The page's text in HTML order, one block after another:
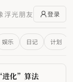
浮光朋友 登录
娱乐 日记 计划
化”算法